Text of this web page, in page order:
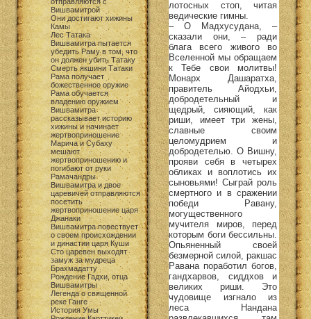
Вишвамитрой
Они достигают хижины
Камы
Лес Татака
Вишвамитра пытается
убедить Раму в том, что
он должен убить Татаку
Смерть якшини Татаки
Рама получает
божественное оружие
Рама обучается
владению оружием
Вишвамитра
рассказывает историю
хижины и начинает
жертвоприношение
Марича и Субаху
мешают
жертвоприношению и
погибают от руки
Рамачандры
Вишвамитра и двое
царевичей отправляются
посетить
жертвоприношение царя
Джанаки
Вишвамитра повествует
о своем происхождении
и династии царя Куши
Сто царевен выходят
замуж за мудреца
Брахмадатту
Рождение Гадхи, отца
Вишвамитры
Легенда о священной
реке Ганге
История Умы
лотосных стоп, читая
ведические гимны.
– О Мадхусудана, –
сказали они, – ради
блага всего живого во
Вселенной мы обращаем
к Тебе свои молитвы!
Монарх Дашаратха,
правитель Айодхьи,
добродетельный и
щедрый, сияющий, как
риши, имеет три жены,
славные своим
целомудрием и
добродетелью. О Вишну,
прояви себя в четырех
обликах и воплотись их
сыновьями! Сыграй роль
смертного и в сражении
победи Равану,
могущественного
мучителя миров, перед
которым боги бессильны.
Опьяненный своей
безмерной силой, ракшас
Равана поработил богов,
гандхарвов, сиддхов и
великих риши. Это
чудовище изгнало из
леса Нандана